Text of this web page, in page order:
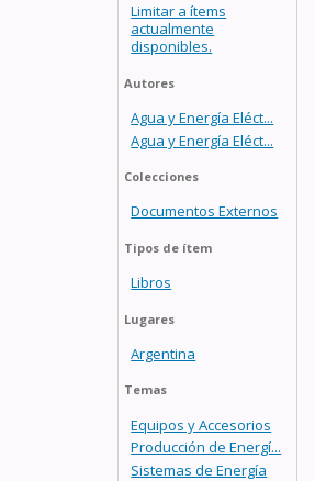
Limitar a ítems
actualmente
disponibles.
Autores
Agua y Energía Eléct...
Agua y Energía Eléct...
Colecciones
Documentos Externos
Tipos de ítem
Libros
Lugares
Argentina
Temas
Equipos y Accesorios
Producción de Energí...
Sistemas de Energía